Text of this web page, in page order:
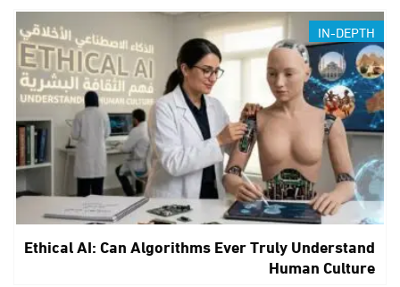
IN-DEPTH
Ethical AI: Can Algorithms Ever Truly Understand
Human Culture